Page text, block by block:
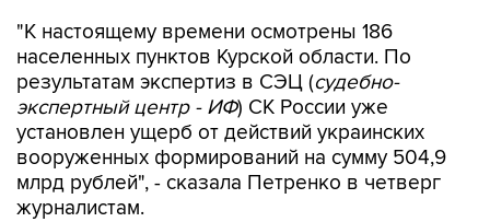
"К настоящему времени осмотрены 186
населенных пунктов Курской области. По
результатам экспертиз в СЭЦ (судебно-
экспертный центр - ИФ) СК России уже
установлен ущерб от действий украинских
вооруженных формирований на сумму 504,9
млрд рублей", - сказала Петренко в четверг
журналистам.